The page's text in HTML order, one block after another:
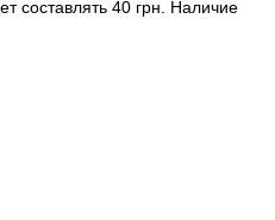
составлять 40 грн. Наличие